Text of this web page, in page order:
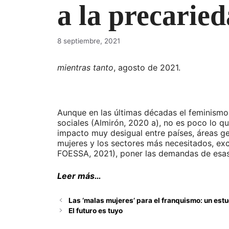
a la
8 septiembre, 2021
mientras tanto, agosto de 2021.
Aunque en las últimas décadas el
sociales (Almirón, 2020 a), no es poco lo
impacto muy desigual entre países, áreas
mujeres y los sectores más necesitados,
FOESSA, 2021), poner las demandas de
Leer más…
Las ‘malas mujeres’ para el franquismo: un
El futuro es tuyo